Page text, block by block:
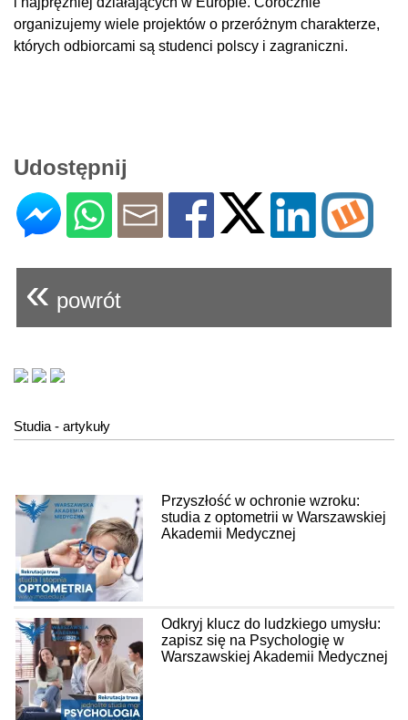
organizujemy wiele projektów o przeróżnym charakterze,
których odbiorcami są studenci polscy i zagraniczni.
Udostępnij
« powrót
Studia - artykuły
Przyszłość w ochronie wzroku:
studia z optometrii w Warszawskiej
Akademii Medycznej
Odkryj klucz do ludzkiego umysłu:
zapisz się na Psychologię w
Warszawskiej Akademii Medycznej